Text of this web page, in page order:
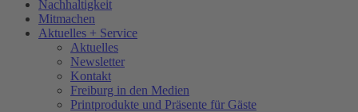
Nachhaltigkeit
Mitmachen
Aktuelles + Service
Aktuelles
Newsletter
Kontakt
Freiburg in den Medien
Printprodukte und Präsente für Gäste